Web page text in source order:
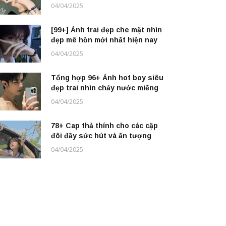
04/04/2025
[99+] Ảnh trai đẹp che mặt nhìn
đẹp mê hồn mới nhất hiện nay
04/04/2025
Tổng hợp 96+ Ảnh hot boy siêu
đẹp trai nhìn chảy nước miếng
04/04/2025
78+ Cap thả thính cho các cặp
đôi đầy sức hút và ấn tượng
04/04/2025